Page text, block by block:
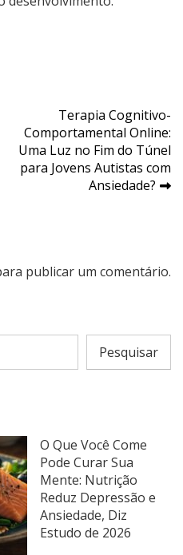
Terapia Cognitivo-
Comportamental Online:
Uma Luz no Fim do Túnel
para Jovens Autistas com
Ansiedade?
publicar um comentário.
Pesquisar
O Que Você Come
Pode Curar Sua
Mente: Nutrição
Reduz Depressão e
Ansiedade, Diz
Estudo de 2026